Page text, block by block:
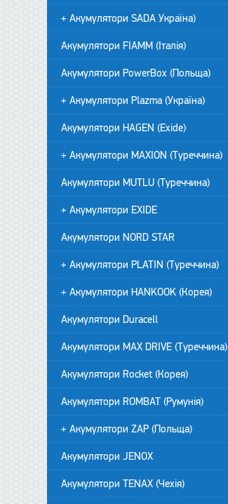
+ Акумулятори SADA Україна)
Акумулятори FIAMM (Італія)
Акумулятори PowerBox (Польща)
+ Акумулятори Plazma (Україна)
Акумулятори HAGEN (Exide)
+ Акумулятори MAXION (Туреччина)
Акумулятори MUTLU (Туреччина)
+ Акумулятори EXIDE
Акумулятори NORD STAR
+ Акумулятори PLATIN (Туреччина)
+ Акумулятори HANKOOK (Корея)
Акумулятори Duracell
Акумулятори MAX DRIVE (Туреччина)
Акумулятори Rocket (Корея)
Акумулятори ROMBAT (Румунія)
+ Акумулятори ZAP (Польща)
Акумулятори JENOX
Акумулятори TENAX (Чехія)